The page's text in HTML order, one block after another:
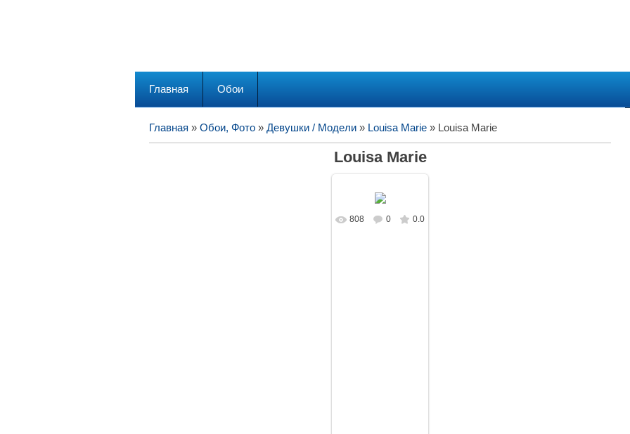
Главная Обои
Главная » Обои, Фото » Девушки / Модели » Louisa Marie » Louisa Marie
Louisa Marie
В реальном
808 0 0.0